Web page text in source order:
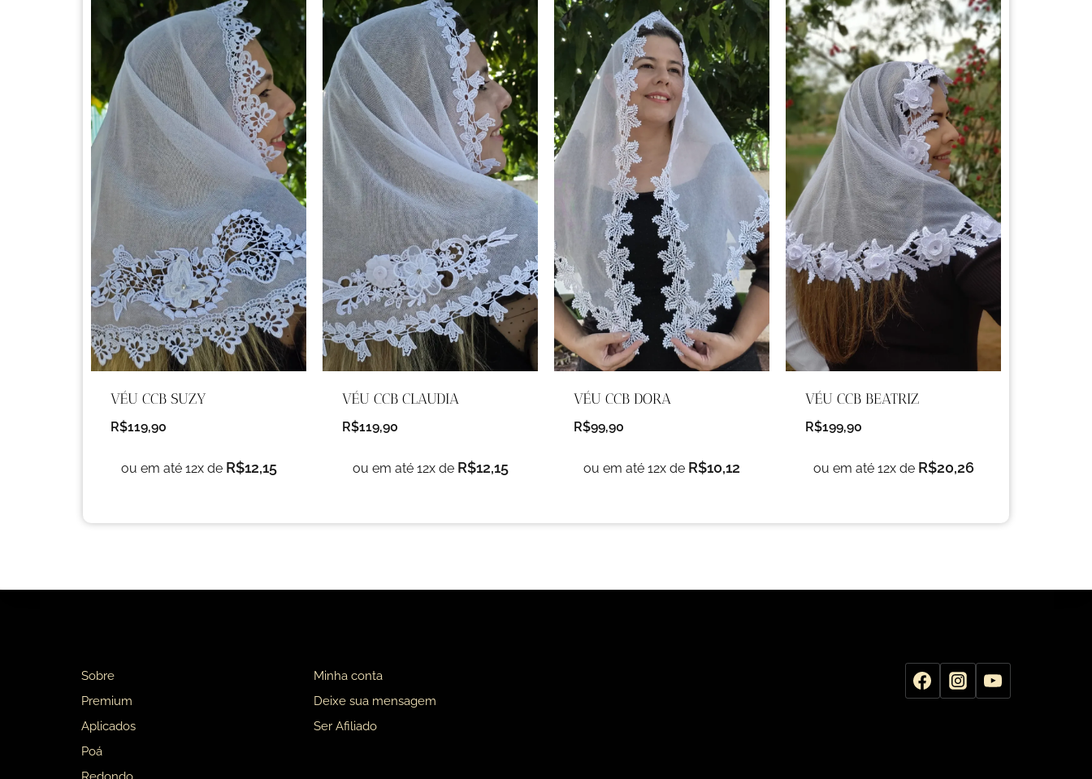
VÉU CCB SUZY
R$119,90
ou em até 12x de R$12,15
VÉU CCB CLAUDIA
R$119,90
ou em até 12x de R$12,15
VÉU CCB DORA
R$99,90
ou em até 12x de R$10,12
VÉU CCB BEATRIZ
R$199,90
ou em até 12x de R$20,26
Sobre
Premium
Aplicados
Poá
Minha conta
Deixe sua mensagem
Ser Afiliado